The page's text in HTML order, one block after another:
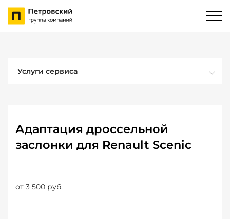
Услуги сервиса
Адаптация дроссельной
заслонки для Renault Scenic
от 3 500 руб.